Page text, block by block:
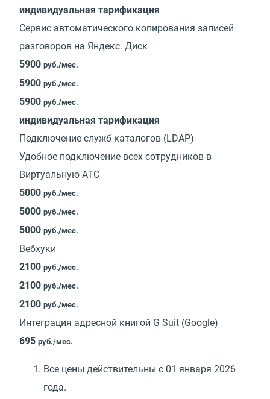
индивидуальная тарификация
Сервис автоматического копирования записей
разговоров на Яндекс. Диск
5900 руб./мес.
5900 руб./мес.
5900 руб./мес.
индивидуальная тарификация
Подключение служб каталогов (LDAP)
Удобное подключение всех сотрудников в
Виртуальную АТС
5000 руб./мес.
5000 руб./мес.
5000 руб./мес.
Вебхуки
2100 руб./мес.
2100 руб./мес.
2100 руб./мес.
Интеграция адресной книгой G Suit (Google)
695 руб./мес.
Все цены действительны с 01 января 2026
года.